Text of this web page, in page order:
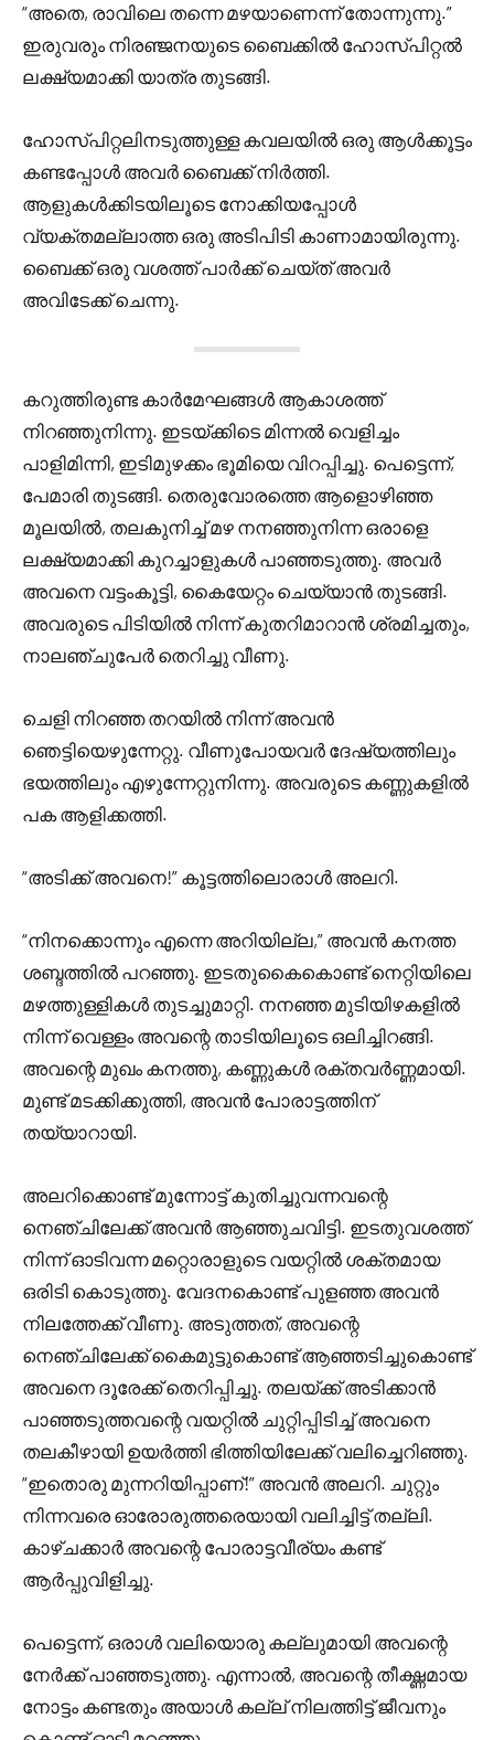
“അതെ, രാവിലെ തന്നെ മഴയാണെന്ന് തോന്നുന്നു.”
ഇരുവരും നിരഞ്ജനയുടെ ബൈക്കിൽ ഹോസ്പിറ്റൽ
ലക്ഷ്യമാക്കി യാത്ര തുടങ്ങി.
ഹോസ്പിറ്റലിനടുത്തുള്ള കവലയിൽ ഒരു ആൾക്കൂട്ടം
കണ്ടപ്പോൾ അവർ ബൈക്ക് നിർത്തി.
ആളുകൾക്കിടയിലൂടെ നോക്കിയപ്പോൾ
വ്യക്തമല്ലാത്ത ഒരു അടിപിടി കാണാമായിരുന്നു.
ബൈക്ക് ഒരു വശത്ത് പാർക്ക് ചെയ്ത് അവർ
അവിടേക്ക് ചെന്നു.
കറുത്തിരുണ്ട കാർമേഘങ്ങൾ ആകാശത്ത്
നിറഞ്ഞുനിന്നു. ഇടയ്ക്കിടെ മിന്നൽ വെളിച്ചം
പാളിമിന്നി, ഇടിമുഴക്കം ഭൂമിയെ വിറപ്പിച്ചു. പെട്ടെന്ന്,
പേമാരി തുടങ്ങി. തെരുവോരത്തെ ആളൊഴിഞ്ഞ
മൂലയിൽ, തലകുനിച്ച് മഴ നനഞ്ഞുനിന്ന ഒരാളെ
ലക്ഷ്യമാക്കി കുറച്ചാളുകൾ പാഞ്ഞടുത്തു. അവർ
അവനെ വട്ടംകൂട്ടി, കൈയേറ്റം ചെയ്യാൻ തുടങ്ങി.
അവരുടെ പിടിയിൽ നിന്ന് കുതറിമാറാൻ ശ്രമിച്ചതും,
നാലഞ്ചുപേർ തെറിച്ചു വീണു.
ചെളി നിറഞ്ഞ തറയിൽ നിന്ന് അവൻ
ഞെട്ടിയെഴുന്നേറ്റു. വീണുപോയവർ ദേഷ്യത്തിലും
ഭയത്തിലും എഴുന്നേറ്റുനിന്നു. അവരുടെ കണ്ണുകളിൽ
പക ആളിക്കത്തി.
“അടിക്ക് അവനെ!” കൂട്ടത്തിലൊരാൾ അലറി.
“നിനക്കൊന്നും എന്നെ അറിയില്ല,” അവൻ കനത്ത
ശബ്ദത്തിൽ പറഞ്ഞു. ഇടതുകൈകൊണ്ട് നെറ്റിയിലെ
മഴത്തുള്ളികൾ തുടച്ചുമാറ്റി. നനഞ്ഞ മുടിയിഴകളിൽ
നിന്ന് വെള്ളം അവന്റെ താടിയിലൂടെ ഒലിച്ചിറങ്ങി.
അവന്റെ മുഖം കനത്തു, കണ്ണുകൾ രക്തവർണ്ണമായി.
മുണ്ട് മടക്കിക്കുത്തി, അവൻ പോരാട്ടത്തിന്
തയ്യാറായി.
അലറിക്കൊണ്ട് മുന്നോട്ട് കുതിച്ചുവന്നവന്റെ
നെഞ്ചിലേക്ക് അവൻ ആഞ്ഞുചവിട്ടി. ഇടതുവശത്ത്
നിന്ന് ഓടിവന്ന മറ്റൊരാളുടെ വയറ്റിൽ ശക്തമായ
ഒരിടി കൊടുത്തു. വേദനകൊണ്ട് പുളഞ്ഞ അവൻ
നിലത്തേക്ക് വീണു. അടുത്തത്, അവന്റെ
നെഞ്ചിലേക്ക് കൈമുട്ടുകൊണ്ട് ആഞ്ഞടിച്ചുകൊണ്ട്
അവനെ ദൂരേക്ക് തെറിപ്പിച്ചു. തലയ്ക്ക് അടിക്കാൻ
പാഞ്ഞടുത്തവന്റെ വയറ്റിൽ ചുറ്റിപ്പിടിച്ച് അവനെ
തലകീഴായി ഉയർത്തി ഭിത്തിയിലേക്ക് വലിച്ചെറിഞ്ഞു.
“ഇതൊരു മുന്നറിയിപ്പാണ്!” അവൻ അലറി. ചുറ്റും
നിന്നവരെ ഓരോരുത്തരെയായി വലിച്ചിട്ട് തല്ലി.
കാഴ്ചക്കാർ അവന്റെ പോരാട്ടവീര്യം കണ്ട്
ആർപ്പുവിളിച്ചു.
പെട്ടെന്ന്, ഒരാൾ വലിയൊരു കല്ലുമായി അവന്റെ
നേർക്ക് പാഞ്ഞടുത്തു. എന്നാൽ, അവന്റെ തീക്ഷ്ണമായ
നോട്ടം കണ്ടതും അയാൾ കല്ല് നിലത്തിട്ട് ജീവനും